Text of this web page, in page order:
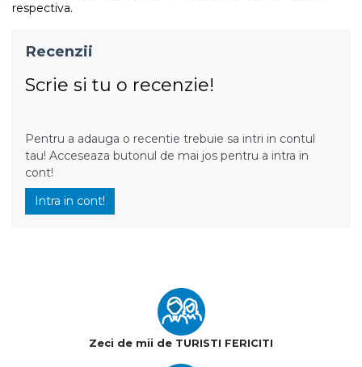
respectiva.
Recenzii
Scrie si tu o recenzie!
Pentru a adauga o recentie trebuie sa intri in contul
tau! Acceseaza butonul de mai jos pentru a intra in
cont!
Intra in cont!
Zeci de mii de TURISTI FERICITI